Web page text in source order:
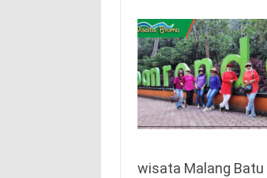
wisata Malang